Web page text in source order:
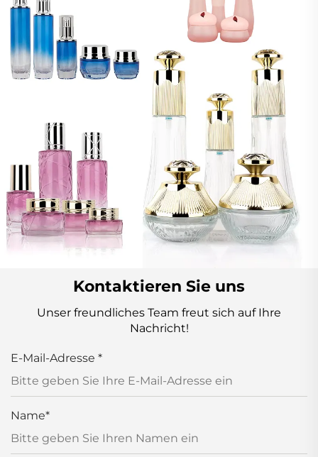
Kontaktieren Sie uns
Unser freundliches Team freut sich auf Ihre
Nachricht!
E-Mail-Adresse *
Name*